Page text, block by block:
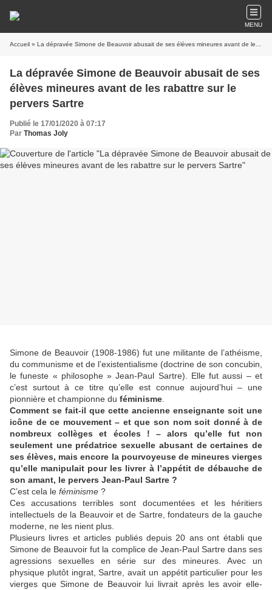
MENU
Accueil » La dépravée Simone de Beauvoir abusait de ses élèves mineures avant de les rabattre sur le pervers Sartre
La dépravée Simone de Beauvoir abusait de ses
élèves mineures avant de les rabattre sur le
pervers Sartre
Publié le 17/01/2020 à 07:17
Par Thomas Joly
Simone de Beauvoir (1908-1986) fut une militante de l’athéisme,
du communisme et de l’existentialisme (doctrine de son concubin,
le funeste « philosophe » Jean-Paul Sartre). Elle fut aussi – et
c’est surtout à ce titre qu’elle est connue aujourd’hui – une
pionnière et championne du féminisme
Comment se fait-il que cette ancienne enseignante soit une
icône de ce mouvement – et que son nom soit donné à de
nombreux collèges et écoles ! – alors qu’elle fut non
seulement une prédatrice sexuelle abusant de certaines de
ses élèves, mais encore la pourvoyeuse de mineures vierges
qu’elle manipulait pour les livrer à l’appétit de débauche de
son amant, le pervers Jean-Paul Sartre ?
C’est cela le féminisme ?
Ces accusations terribles sont documentées et les héritiers
intellectuels de la Beauvoir et de Sartre, fondateurs de la gauche
moderne, ne les nient plus.
Plusieurs livres et articles publiés depuis 20 ans ont établi que
Simone de Beauvoir fut la complice de Jean-Paul Sartre dans ses
agressions sexuelles en série sur des mineures. Avec un
physique plutôt ingrat, Sartre, avait un appétit particulier pour les
vierges que Simone de Beauvoir lui livrait après les avoir elle-